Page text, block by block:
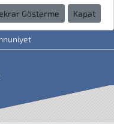
Gösterme Kapat